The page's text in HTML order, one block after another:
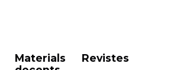
Materials
Revistes